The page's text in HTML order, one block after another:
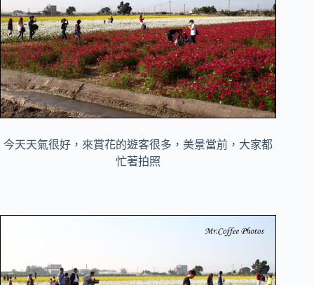
今天天氣很好，來賞花的遊客很多，美景當前，大家都
忙著拍照